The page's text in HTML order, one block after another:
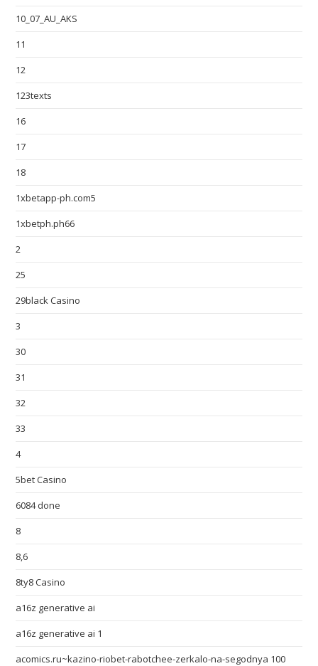
10_07_AU_AKS
11
12
123texts
16
17
18
1xbetapp-ph.com5
1xbetph.ph66
2
25
29black Casino
3
30
31
32
33
4
5bet Casino
6084 done
8
8,6
8ty8 Casino
a16z generative ai
a16z generative ai 1
acomics.ru~kazino-riobet-rabotchee-zerkalo-na-segodnya 100